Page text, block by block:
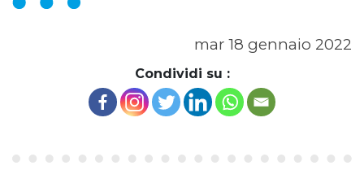
mar 18 gennaio 2022
Condividi su :